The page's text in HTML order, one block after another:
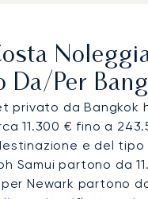
agli hotel lungo il
Seasons, mentre i
da Bangkok
(20 minuti) o
di partecipare al
Show, di gustare
o di giocare a golf al
viaggio è
Da/per
privato da Bangkok
11.300 € fino a
e del tipo
Samui partono da
Newark partono